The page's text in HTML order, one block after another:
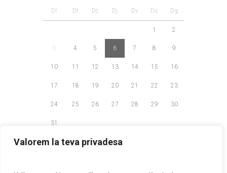
Valorem la teva privadesa
Dl Dt Dc Dj Dv Ds Dg
1 2
3 4 5 6 7 8 9
10 11 12 13 14 15 16
17 18 19 20 21 22 23
24 25 26 27 28 29 30
31